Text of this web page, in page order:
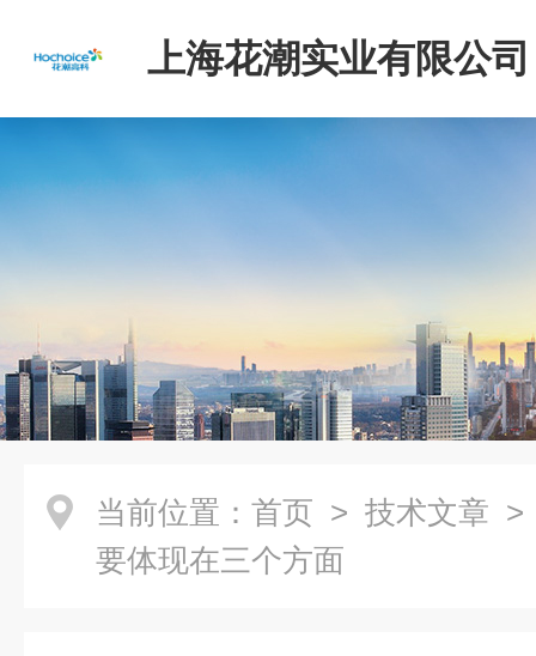
上海花潮实业有限公司
当前位置： 首页 > 技术文章 >
要体现在三个方面